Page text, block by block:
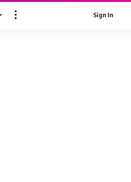
Sign In